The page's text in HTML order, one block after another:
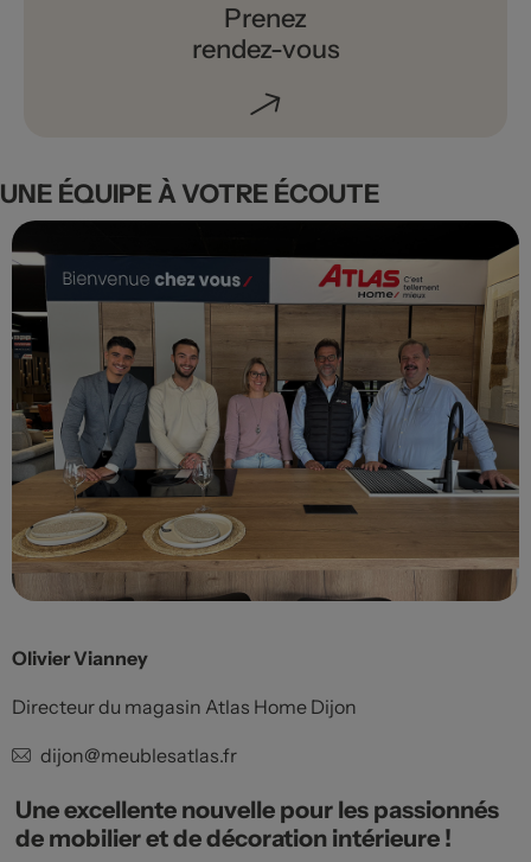
Prenez
rendez-vous
UNE ÉQUIPE À VOTRE ÉCOUTE
Olivier Vianney
Directeur du magasin Atlas Home Dijon
dijon@meublesatlas.fr
Une excellente nouvelle pour les passionnés
de mobilier et de décoration intérieure !